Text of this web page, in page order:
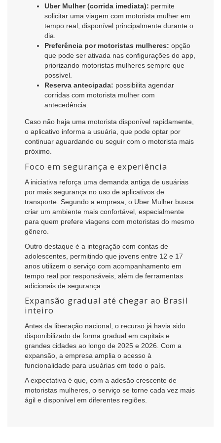
Uber Mulher (corrida imediata): permite
solicitar uma viagem com motorista mulher em
tempo real, disponível principalmente durante o
dia.
Preferência por motoristas mulheres: opção
que pode ser ativada nas configurações do app,
priorizando motoristas mulheres sempre que
possível.
Reserva antecipada: possibilita agendar
corridas com motorista mulher com
antecedência.
Caso não haja uma motorista disponível rapidamente,
o aplicativo informa a usuária, que pode optar por
continuar aguardando ou seguir com o motorista mais
próximo.
Foco em segurança e experiência
A iniciativa reforça uma demanda antiga de usuárias
por mais segurança no uso de aplicativos de
transporte. Segundo a empresa, o Uber Mulher busca
criar um ambiente mais confortável, especialmente
para quem prefere viagens com motoristas do mesmo
gênero.
Outro destaque é a integração com contas de
adolescentes, permitindo que jovens entre 12 e 17
anos utilizem o serviço com acompanhamento em
tempo real por responsáveis, além de ferramentas
adicionais de segurança.
Expansão gradual até chegar ao Brasil
inteiro
Antes da liberação nacional, o recurso já havia sido
disponibilizado de forma gradual em capitais e
grandes cidades ao longo de 2025 e 2026. Com a
expansão, a empresa amplia o acesso à
funcionalidade para usuárias em todo o país.
A expectativa é que, com a adesão crescente de
motoristas mulheres, o serviço se torne cada vez mais
ágil e disponível em diferentes regiões.